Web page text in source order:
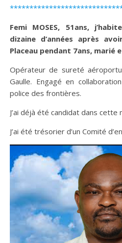
Femi MOSES, 51ans,
dizaine d’années après
Placeau pendant 7ans, marié
Opérateur de sureté
Gaulle. Engagé en
police des frontières.
J’ai déjà été candidat dans
J’ai été trésorier d’un Comité